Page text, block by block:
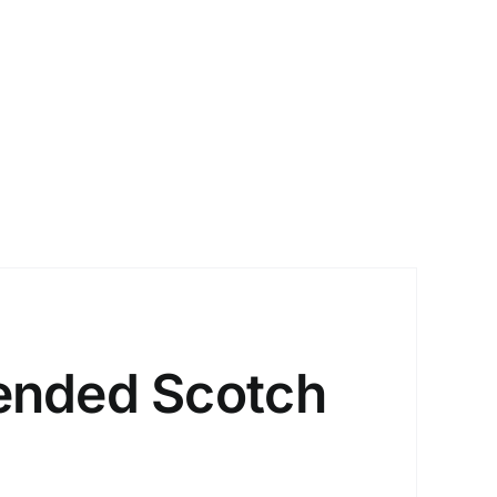
Scotch